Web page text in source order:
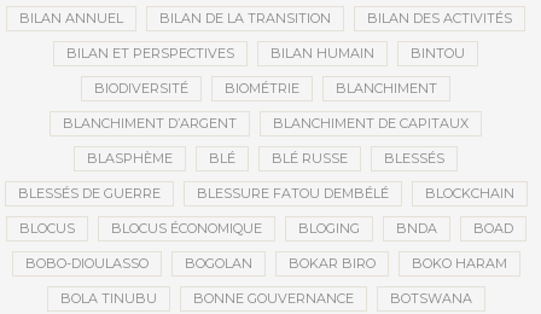
BILAN ANNUEL BILAN DE LA TRANSITION BILAN DES ACTIVITÉS
BILAN ET PERSPECTIVES BILAN HUMAIN BINTOU
BIODIVERSITÉ BIOMÉTRIE BLANCHIMENT
BLANCHIMENT D’ARGENT BLANCHIMENT DE CAPITAUX
BLASPHÈME BLÉ BLÉ RUSSE BLESSÉS
BLESSÉS DE GUERRE BLESSURE FATOU DEMBÉLÉ BLOCKCHAIN
BLOCUS BLOCUS ÉCONOMIQUE BLOGING BNDA BOAD
BOBO-DIOULASSO BOGOLAN BOKAR BIRO BOKO HARAM
BOLA TINUBU BONNE GOUVERNANCE BOTSWANA